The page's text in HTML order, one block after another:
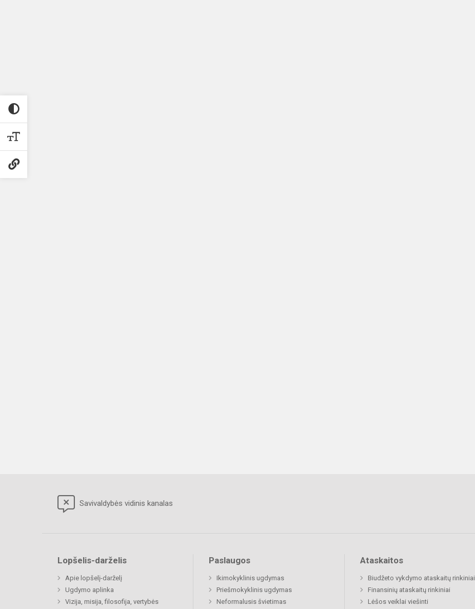
Savivaldybės vidinis kanalas
Lopšelis-darželis
Apie lopšelį-darželį
Ugdymo aplinka
Vizija, misija, filosofija, vertybės
Paslaugos
Ikimokyklinis ugdymas
Priešmokyklinis ugdymas
Neformalusis švietimas
Ataskaitos
Biudžeto vykdymo ataskaitų rinkiniai
Finansinių ataskaitų rinkiniai
Lėšos veiklai viešinti